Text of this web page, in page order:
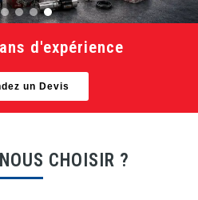
d'expérience
un Devis
CHOISIR ?